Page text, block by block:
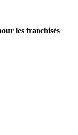
les franchisés